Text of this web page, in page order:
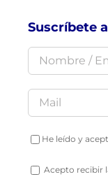
Suscríbete
He leído y
Acepto recibir